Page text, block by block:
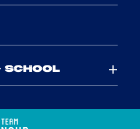
SCHOOL